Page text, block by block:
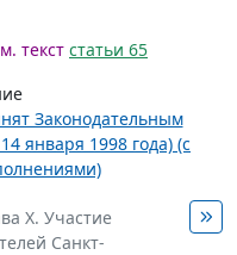
текст статьи 65
Законодательным
января 1998 года) (с
X. Участие
Санкт-